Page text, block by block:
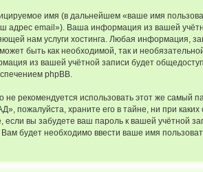
имя (в дальнейшем «ваше имя
адрес email»). Ваша информация из вашей
нам услуги хостинга. Любая
быть как необходимой, так и
из вашей учётной записи будет
phpBB.
использовать этот же самый
пожалуйста, храните его в тайне, ни при
вы забудете ваш пароль к вашей учётной
будет необходимо ввести ваше имя